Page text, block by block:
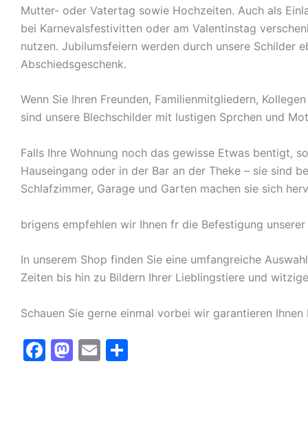
Mutter- oder Vatertag sowie Hochzeiten. Auch als
bei Karnevalsfestivitten oder am Valentinstag
nutzen. Jubilumsfeiern werden durch unsere Schilder
Abschiedsgeschenk.
Wenn Sie Ihren Freunden, Familienmitgliedern,
sind unsere Blechschilder mit lustigen Sprchen und
Falls Ihre Wohnung noch das gewisse Etwas bentigt,
Hauseingang oder in der Bar an der Theke – sie sind
Schlafzimmer, Garage und Garten machen sie sich
brigens empfehlen wir Ihnen fr die Befestigung
In unserem Shop finden Sie eine umfangreiche
Zeiten bis hin zu Bildern Ihrer Lieblingstiere und
Schauen Sie gerne einmal vorbei wir garantieren Ihnen
F
M E